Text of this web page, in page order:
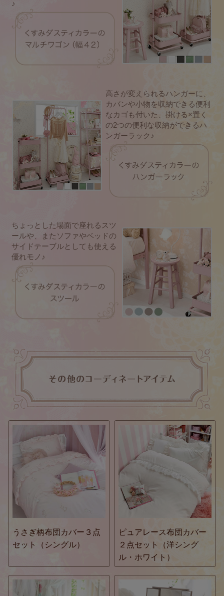
♪
高さが変えられるハンガーに、
カバンや小物を収納できる便利
なカゴも付いた、掛ける×置く
の2つの便利な収納ができるハ
ンガーラック♪
ちょっとした場面で座れるスツ
ールや、またソファやベッドの
サイドテーブルとしても使える
優れモノ♪
うさぎ柄布団カバー３点
セット（シングル）
ピュアレース布団カバー
２点セット（洋シング
ル・ホワイト）